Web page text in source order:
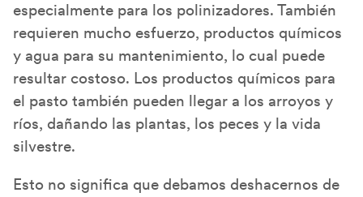
especialmente para los polinizadores. También
requieren mucho esfuerzo, productos químicos
y agua para su mantenimiento, lo cual puede
resultar costoso. Los productos químicos para
el pasto también pueden llegar a los arroyos y
ríos, dañando las plantas, los peces y la vida
silvestre.
Esto no significa que debamos deshacernos de